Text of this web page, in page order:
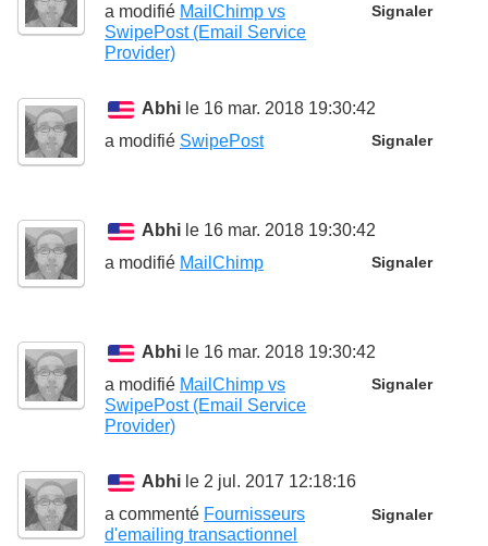
Signaler
a modifié MailChimp vs
SwipePost (Email Service
Provider)
Abhi le 16 mar. 2018 19:30:42
Signaler
a modifié SwipePost
Abhi le 16 mar. 2018 19:30:42
Signaler
a modifié MailChimp
Abhi le 16 mar. 2018 19:30:42
Signaler
a modifié MailChimp vs
SwipePost (Email Service
Provider)
Abhi le 2 jul. 2017 12:18:16
Signaler
a commenté Fournisseurs
d'emailing transactionnel